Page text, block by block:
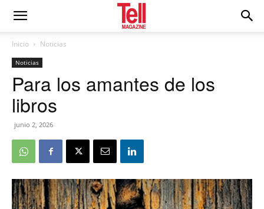
Inicio Noticias
Noticias
Para los amantes de los
libros
junio 2, 2026